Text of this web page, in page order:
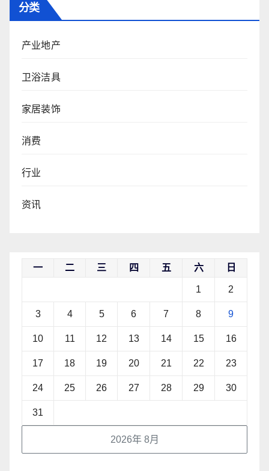
分类
产业地产
卫浴洁具
家居装饰
消费
行业
资讯
2026年 8月
一 二 三 四 五 六 日
1 2
3 4 5 6 7 8 9
10 11 12 13 14 15 16
17 18 19 20 21 22 23
24 25 26 27 28 29 30
31